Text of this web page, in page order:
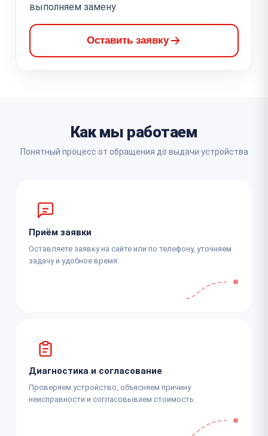
выполняем замену.
Оставить заявку
Как мы работаем
Понятный процесс от обращения до выдачи устройства
Приём заявки
Оставляете заявку на сайте или по телефону, уточняем
задачу и удобное время.
Диагностика и согласование
Проверяем устройство, объясняем причину
неисправности и согласовываем стоимость.